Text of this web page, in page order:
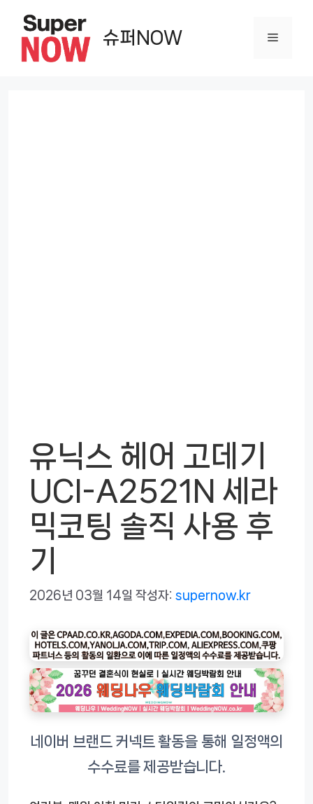
슈퍼NOW 메
유닉스 헤어 고데기
UCI-A2521N 세라
믹코팅 솔직 사용 후
기
2026년 03월 14일 작성자: supernow.kr